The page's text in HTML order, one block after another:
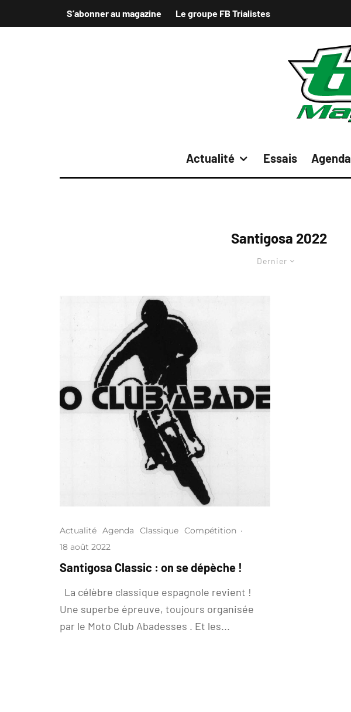
S’abonner au magazine Le groupe FB Trialistes
Actualité Essais Agenda
Santigosa 2022
Dernier
Actualité Agenda Classique Compétition ·
18 août 2022
Santigosa Classic : on se dépèche !
La célèbre classique espagnole revient !
Une superbe épreuve, toujours organisée
par le Moto Club Abadesses . Et les...